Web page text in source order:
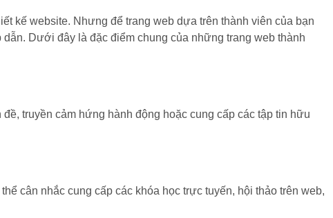
kế website. Nhưng để trang web dựa trên thành viên của bạn
Dưới đây là đặc điểm chung của những trang web thành
truyền cảm hứng hành động hoặc cung cấp các tập tin hữu
cân nhắc cung cấp các khóa học trực tuyến, hội thảo trên web,